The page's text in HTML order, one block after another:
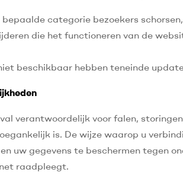
categorie bezoekers
die het functioneren van de
beschikbaar hebben teneinde
verantwoordelijk voor falen,
is. De wijze waarop u
uw gegevens te beschermen tegen
raadpleegt.